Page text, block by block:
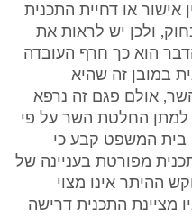
או דחיית התכנית
ולכן יש לראות את
הוא כך חרף העובדה
במובן זה שהיא
אולם פגם זה נרפא
למתן החלטת השר על פי
זאת, בית המשפט קבע כי
תכנית מפורטת בעניינה של
ההיתר אינו מצוי
מציינת התכנית דרישה